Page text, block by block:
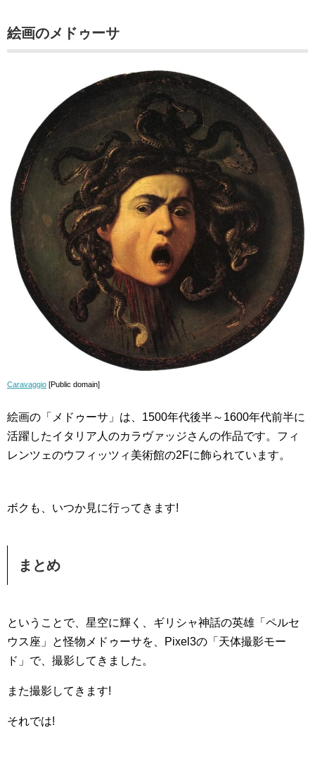
絵画のメドゥーサ
Caravaggio [Public domain]
絵画の「メドゥーサ」は、1500年代後半～1600年代前半に
活躍したイタリア人のカラヴァッジさんの作品です。フィ
レンツェのウフィッツィ美術館の2Fに飾られています。
ボクも、いつか見に行ってきます!
まとめ
ということで、星空に輝く、ギリシャ神話の英雄「ペルセ
ウス座」と怪物メドゥーサを、Pixel3の「天体撮影モー
ド」で、撮影してきました。
また撮影してきます!
それでは!